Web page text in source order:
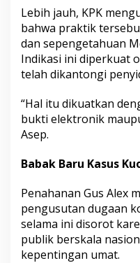
Lebih jauh, KPK
bahwa praktik
dan sepengetahuan
Indikasi ini diperkuat
telah dikantongi
“Hal itu dikuatkan
bukti elektronik
Asep.
Babak Baru Kasus
Penahanan Gus Alex
pengusutan dugaan
selama ini disorot
publik berskala
kepentingan umat.